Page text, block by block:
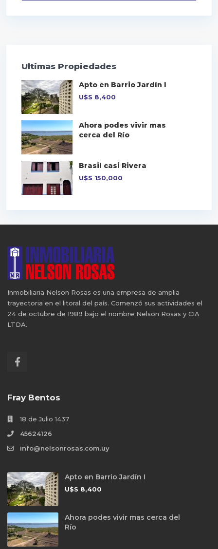
Ultimas Propiedades
Apto en Barrio Jardín I
U$S 8,400
Ahora podes vivir mas
cerca del Río
Brasil casi Rivera
U$S 150,000
Inmobiliaria Nelson Rosas es una empresa de amplia
trayectoria en el litoral del país. Comenzó sus actividades el
24 de octubre de 1989 bajo el nombre Nelson Rosas y CIA
LTDA.
Fray Bentos
18 de Julio 1437
45624126
info@nelsonrosas.com.uy
Apto en Barrio Jardín I
U$S 8,400
Ahora podes vivir mas cerca del
Río